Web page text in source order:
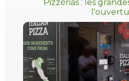
Pizzérias : les